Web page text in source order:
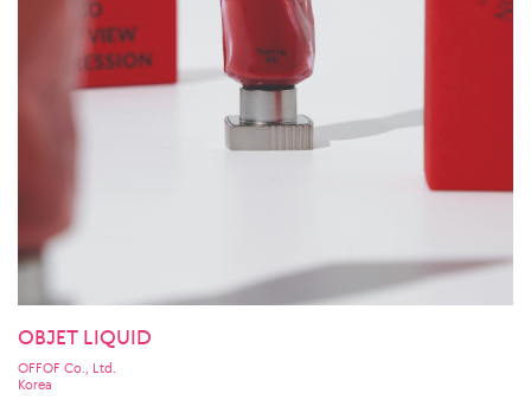
OBJET LIQUID
OFFOF Co., Ltd.
Korea